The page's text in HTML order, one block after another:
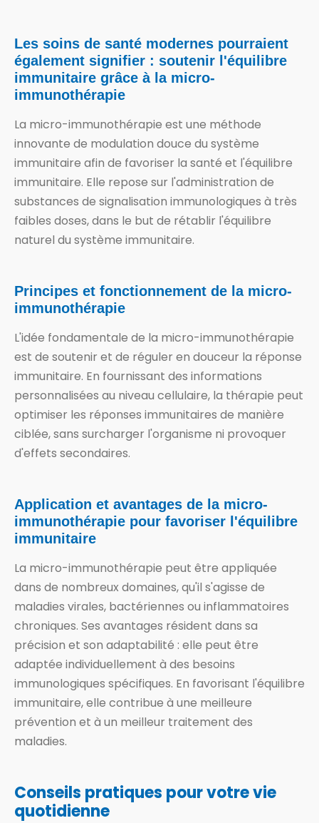
Les soins de santé modernes pourraient
également signifier : soutenir l'équilibre
immunitaire grâce à la micro-
immunothérapie
La micro-immunothérapie est une méthode
innovante de modulation douce du système
immunitaire afin de favoriser la santé et l'équilibre
immunitaire. Elle repose sur l'administration de
substances de signalisation immunologiques à très
faibles doses, dans le but de rétablir l'équilibre
naturel du système immunitaire.
Principes et fonctionnement de la micro-
immunothérapie
L'idée fondamentale de la micro-immunothérapie
est de soutenir et de réguler en douceur la réponse
immunitaire. En fournissant des informations
personnalisées au niveau cellulaire, la thérapie peut
optimiser les réponses immunitaires de manière
ciblée, sans surcharger l'organisme ni provoquer
d'effets secondaires.
Application et avantages de la micro-
immunothérapie pour favoriser l'équilibre
immunitaire
La micro-immunothérapie peut être appliquée
dans de nombreux domaines, qu'il s'agisse de
maladies virales, bactériennes ou inflammatoires
chroniques. Ses avantages résident dans sa
précision et son adaptabilité : elle peut être
adaptée individuellement à des besoins
immunologiques spécifiques. En favorisant l'équilibre
immunitaire, elle contribue à une meilleure
prévention et à un meilleur traitement des
maladies.
Conseils pratiques pour votre vie
quotidienne